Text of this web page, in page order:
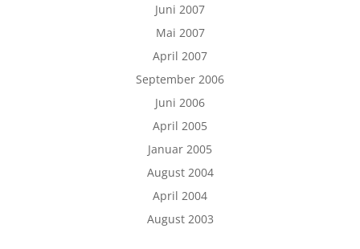
Juni 2007
Mai 2007
April 2007
September 2006
Juni 2006
April 2005
Januar 2005
August 2004
April 2004
August 2003